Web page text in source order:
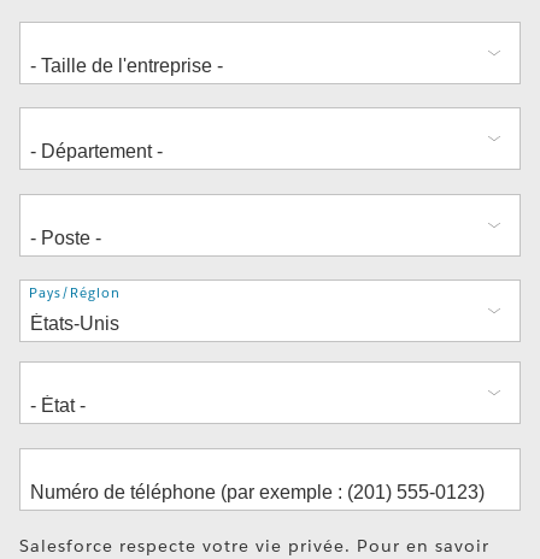
Adresse
Pays/Région
Salesforce respecte votre vie privée. Pour en savoir